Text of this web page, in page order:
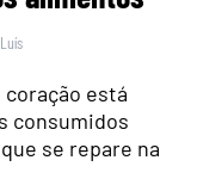
está
consumidos
se repare na